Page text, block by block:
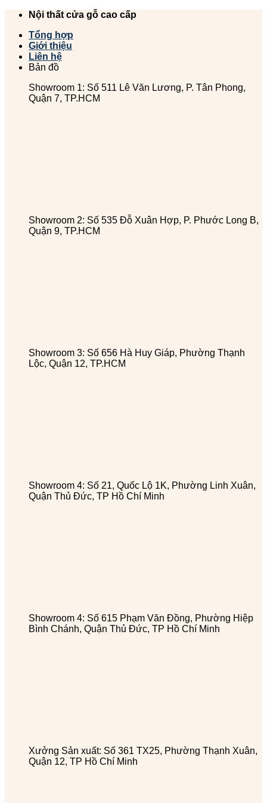
Chuyển
dung
Nội thất cửa gỗ cao cấp
Tổng hợp
Giới thiệu
Liên hệ
Bản đồ
Showroom 1: Số 511 Lê Văn Lương, P. Tân Phong,
Quận 7, TP.HCM
Showroom 2: Số 535 Đỗ Xuân Hợp, P. Phước Long B,
Quận 9, TP.HCM
Showroom 3: Số 656 Hà Huy Giáp, Phường Thạnh
Lộc, Quận 12, TP.HCM
Showroom 4: Số 21, Quốc Lộ 1K, Phường Linh Xuân,
Quận Thủ Đức, TP Hồ Chí Minh
Showroom 4: Số 615 Phạm Văn Đồng, Phường Hiệp
Bình Chánh, Quận Thủ Đức, TP Hồ Chí Minh
Xưởng Sản xuất: Số 361 TX25, Phường Thạnh Xuân,
Quận 12, TP Hồ Chí Minh